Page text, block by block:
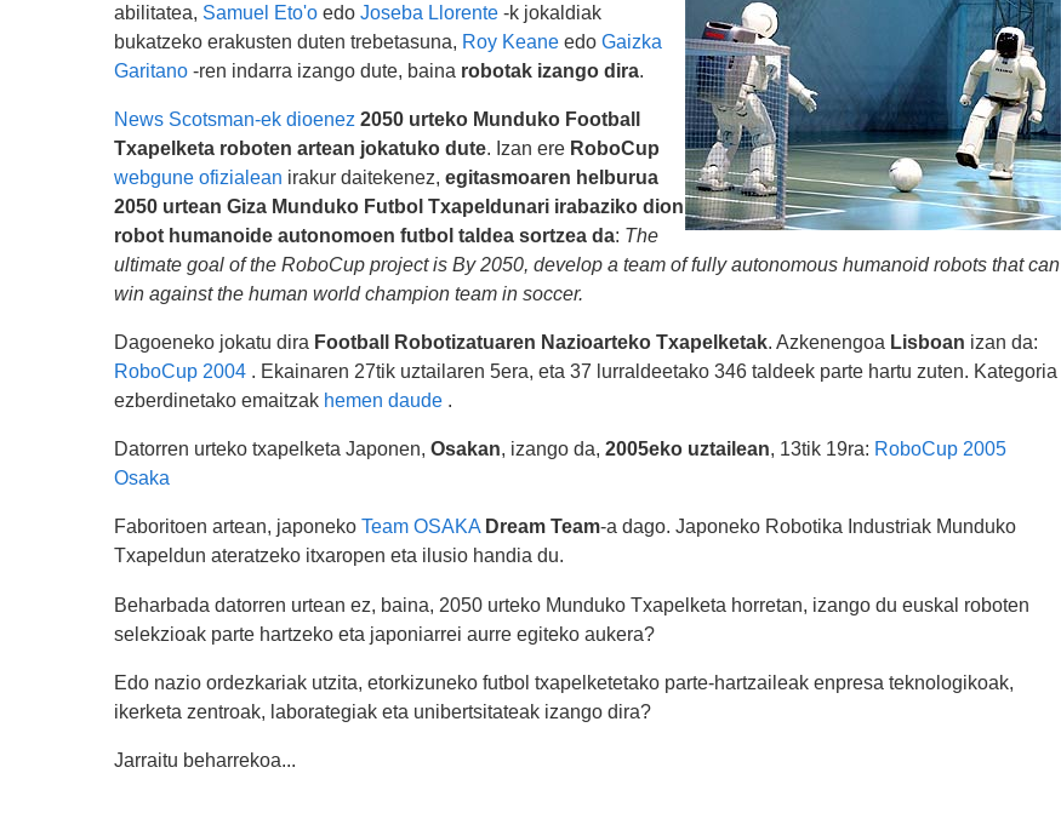
abilitatea, Samuel Eto'oedo Joseba Llorente-k jokaldiak
bukatzeko erakusten duten trebetasuna, Roy Keaneedo Gaizka
Garitano-ren indarra izango dute, baina robotak izango dira
News Scotsman-ek dioenez 2050 urteko Munduko Football
Txapelketa roboten artean jokatuko dute. Izan ere RoboCup
webgune ofizialean irakur daitekenez, egitasmoaren helburua
2050 urtean Giza Munduko Futbol Txapeldunari irabaziko dion
robot humanoide autonomoen futbol taldea sortzea da: The
ultimate goal of the RoboCup project is By 2050, develop a team of fully autonomous humanoid robots that can
win against the human world champion team in soccer.
Dagoeneko jokatu dira Football Robotizatuaren Nazioarteko Txapelketak. Azkenengoa Lisboan izan da:
RoboCup 2004. Ekainaren 27tik uztailaren 5era, eta 37 lurraldeetako 346 taldeek parte hartu zuten. Kategoria
ezberdinetako emaitzak hemen daude.
Datorren urteko txapelketa Japonen, Osakan, izango da, 2005eko uztailean, 13tik 19ra: RoboCup 2005
Osaka
Faboritoen artean, japoneko Team OSAKA Dream Team-a dago. Japoneko Robotika Industriak Munduko
Txapeldun ateratzeko itxaropen eta ilusio handia du.
Beharbada datorren urtean ez, baina, 2050 urteko Munduko Txapelketa horretan, izango du euskal roboten
selekzioak parte hartzeko eta japoniarrei aurre egiteko aukera?
Edo nazio ordezkariak utzita, etorkizuneko futbol txapelketetako parte-hartzaileak enpresa teknologikoak,
ikerketa zentroak, laborategiak eta unibertsitateak izango dira?
Jarraitu beharrekoa...